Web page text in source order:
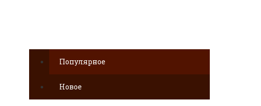
Популярное
Новое